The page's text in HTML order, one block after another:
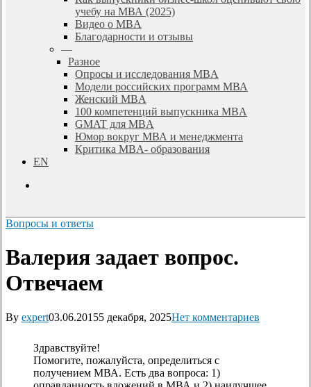
учебу на МВА (2025)
Видео о MBA
Благодарности и отзывы
—
Разное
Опросы и исследования MBA
Модели российских программ МВА
Женский MBA
100 компетенций выпускника MBA
GMAT для MBA
Юмор вокруг МВА и менеджмента
Критика MBA- образования
EN
Вопросы и ответы
Валерия задает вопрос.
Отвечаем
By expert03.06.20155 декабря, 2025Нет комментариев
Здравствуйте!
Помогите, пожалуйста, определиться с
получением МВА. Есть два вопроса: 1)